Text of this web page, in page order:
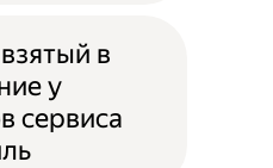
в
у
сервиса